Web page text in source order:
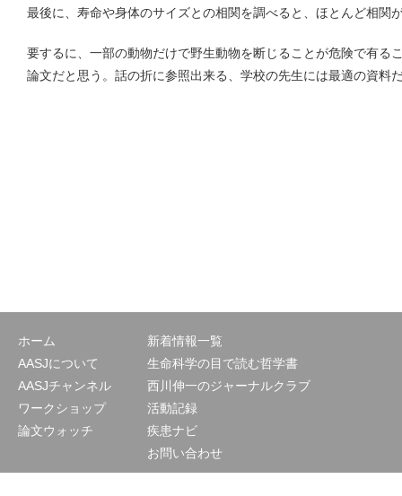
最後に、寿命や身体のサイズとの相関を調べると、ほとんど相関
要するに、一部の動物だけで野生動物を断じることが危険で有る
論文だと思う。話の折に参照出来る、学校の先生には最適の資料
ホーム
AASJについて
AASJチャンネル
ワークショップ
論文ウォッチ
新着情報一覧
生命科学の目で読む哲学書
西川伸一のジャーナルクラブ
活動記録
疾患ナビ
お問い合わせ